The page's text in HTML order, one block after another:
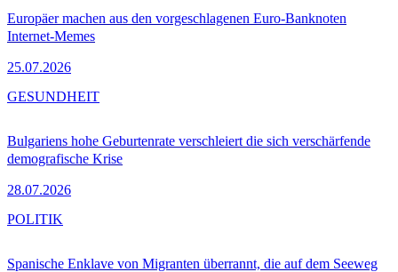
Europäer machen aus den vorgeschlagenen Euro-Banknoten
Internet-Memes
25.07.2026
Bulgariens hohe Geburtenrate verschleiert die sich verschärfende
demografische Krise
28.07.2026
GESUNDHEIT
Spanische Enklave von Migranten überrannt, die auf dem Seeweg
POLITIK